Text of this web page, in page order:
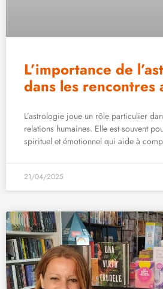
L’importance de
dans les rencontres
L’astrologie joue un rôle particulier
relations humaines. Elle est souvent
spirituel et émotionnel qui aide à
21/04/2025